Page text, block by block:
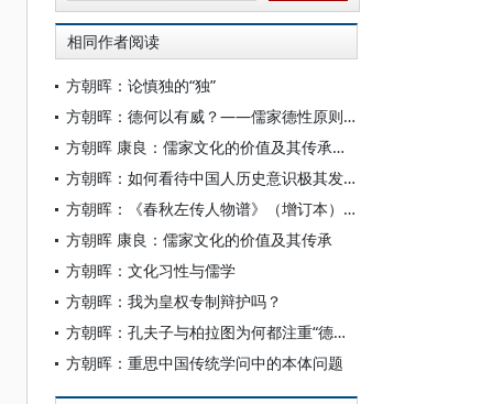
相同作者阅读
方朝晖：论慎独的“独”
方朝晖：德何以有威？——儒家德性原则的文化心理机制
方朝晖 康良：儒家文化的价值及其传承——方朝晖先生访谈
方朝晖：如何看待中国人历史意识极其发达？
方朝晖：《春秋左传人物谱》（增订本）修订后记
方朝晖 康良：儒家文化的价值及其传承
方朝晖：文化习性与儒学
方朝晖：我为皇权专制辩护吗？
方朝晖：孔夫子与柏拉图为何都注重“德性”？
方朝晖：重思中国传统学问中的本体问题